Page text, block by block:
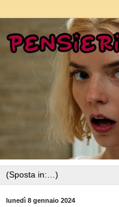
lunedì 8 gennaio 2024